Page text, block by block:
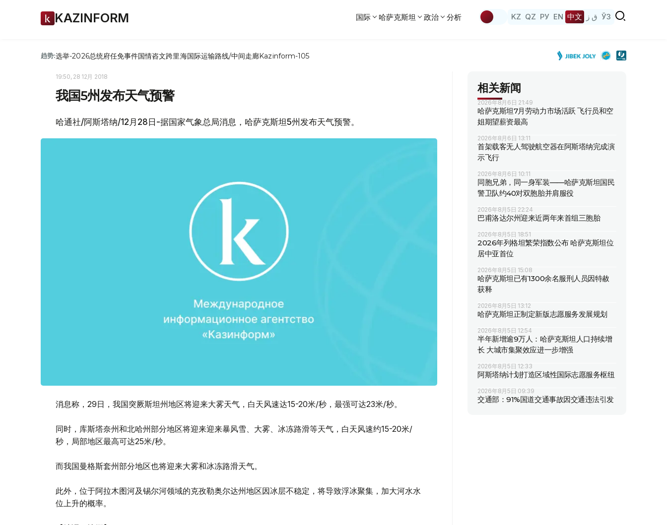
KAZINFORM 国际 哈萨克斯坦 政治 分析 KZ QZ РУ EN 中文 ق ز ЎЗ
趋势:选举-2026总统府任免事件国情咨文跨里海国际运输路线/中间走廊Kazinform-105
19:50, 28 12月 2018
我国5州发布天气预警
哈通社/阿斯塔纳/12月28日-据国家气象总局消息，哈萨克斯坦5州发布天气预警。
消息称，29日，我国突厥斯坦州地区将迎来大雾天气，白天风速达15-20米/秒，最强可达23米/秒。
同时，库斯塔奈州和北哈州部分地区将迎来迎来暴风雪、大雾、冰冻路滑等天气，白天风速约15-20米/
秒，局部地区最高可达25米/秒。
而我国曼格斯套州部分地区也将迎来大雾和冰冻路滑天气。
此外，位于阿拉木图河及锡尔河领域的克孜勒奥尔达州地区因冰层不稳定，将导致浮冰聚集，加大河水水
位上升的概率。
相关新闻
2026年8月6日 21:49
哈萨克斯坦7月劳动力市场活跃 飞行员和空
姐期望薪资最高
2026年8月6日 13:11
首架载客无人驾驶航空器在阿斯塔纳完成演
示飞行
2026年8月6日 10:11
同胞兄弟，同一身军装——哈萨克斯坦国民
警卫队约40对双胞胎并肩服役
2026年8月5日 22:24
巴甫洛达尔州迎来近两年来首组三胞胎
2026年8月5日 18:51
2026年列格坦繁荣指数公布 哈萨克斯坦位
居中亚首位
2026年8月5日 15:08
哈萨克斯坦已有1300余名服刑人员因特赦
获释
2026年8月5日 13:12
哈萨克斯坦正制定新版志愿服务发展规划
2026年8月5日 12:54
半年新增逾9万人：哈萨克斯坦人口持续增
长 大城市集聚效应进一步增强
2026年8月5日 12:33
阿斯塔纳计划打造区域性国际志愿服务枢纽
2026年8月5日 09:39
交通部：91%国道交通事故因交通违法引发